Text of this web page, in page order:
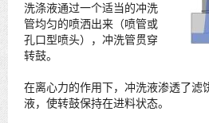
洗涤液通过一个适当的冲洗
管均匀的喷洒出来（喷管或
孔口型喷头），冲洗管贯穿
转鼓。
在离心力的作用下，冲洗液渗透了滤
液，使转鼓保持在进料状态。